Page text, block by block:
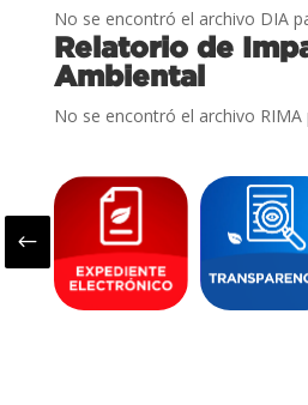
No se encontró el archivo DIA
Relatorio de
Ambiental
No se encontró el archivo RIMA
#